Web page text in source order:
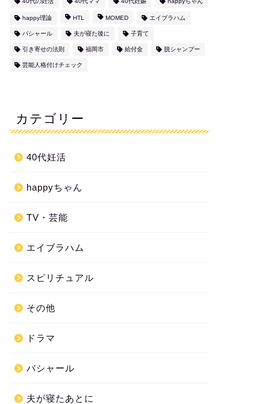
happy理論 HTL MOMED エイブラハム
バシャール 夫が寝た後に 子育て
引き寄せの法則 福岡市 給付金 脱シャンプー
芸能人格付けチェック
カテゴリー
40代妊活
happyちゃん
TV・芸能
エイブラハム
スピリチュアル
その他
ドラマ
バシャール
夫が寝たあとに